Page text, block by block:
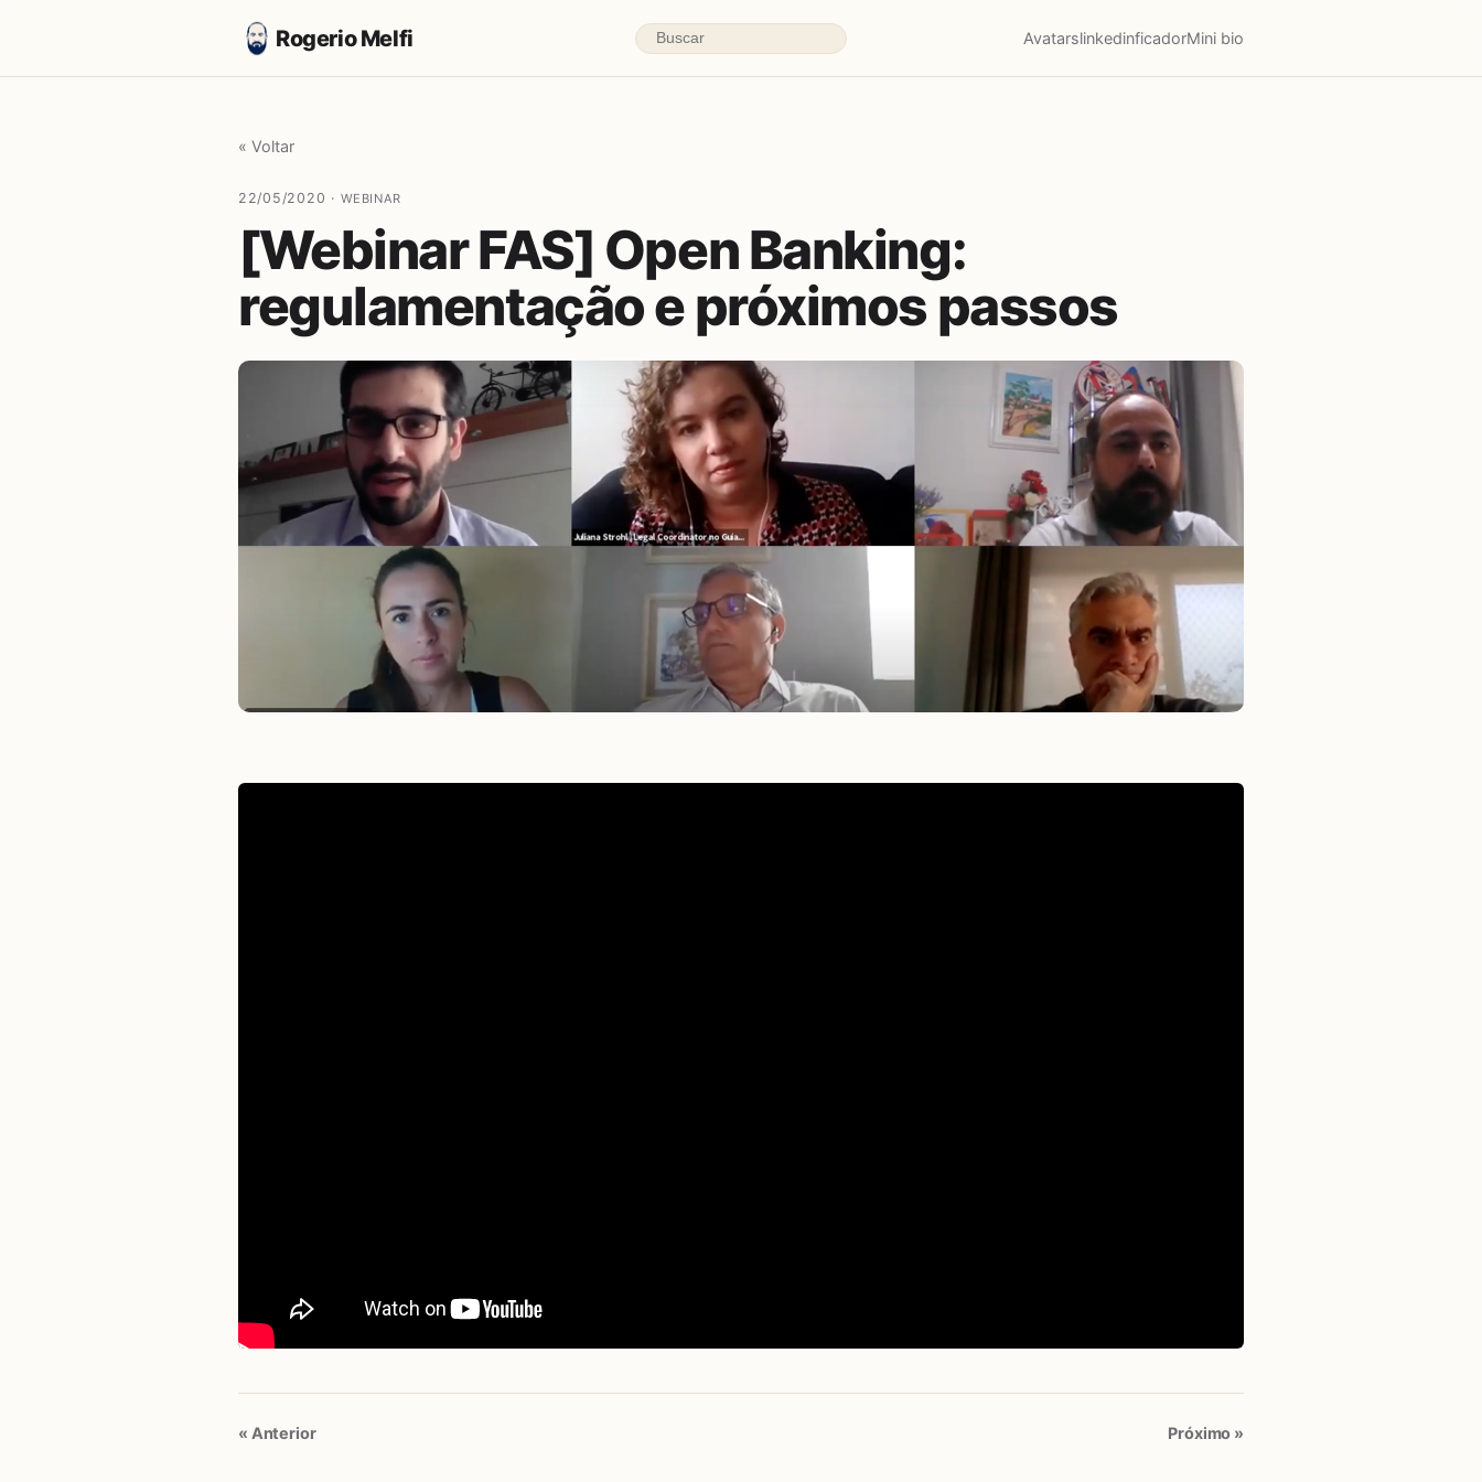
Rogerio Melfi AvatarslinkedinficadorMini bio
« Voltar
22/05/2020 · WEBINAR
[Webinar FAS] Open Banking:
regulamentação e próximos passos
« Anterior Próximo »